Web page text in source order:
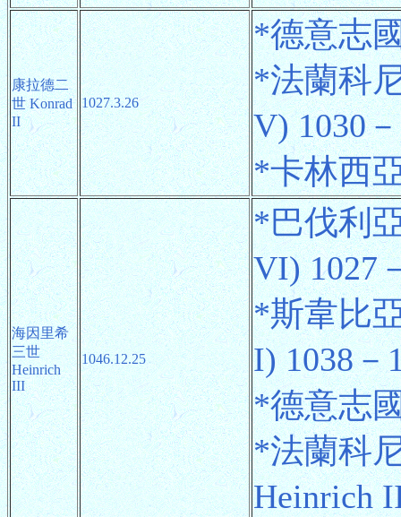
康拉德二
世 Konrad
II
1027.3.26
*德意志
*法蘭科
V) 1030
*卡林西
海因里希
三世
Heinrich
III
1046.12.25
*巴伐利
VI) 1027
*斯韋比
I) 1038－
*德意志
*法蘭科
Heinrich